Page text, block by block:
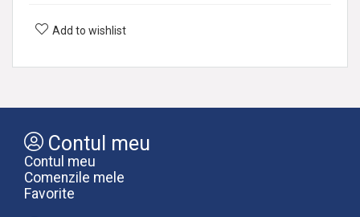
Add to wishlist
Contul meu
Contul meu
Comenzile mele
Favorite